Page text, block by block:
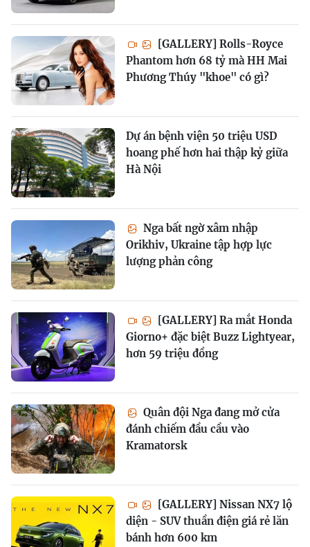
[GALLERY] Rolls-Royce
Phantom hơn 68 tỷ mà HH Mai
Phương Thúy "khoe" có gì?
Dự án bệnh viện 50 triệu USD
hoang phế hơn hai thập kỷ giữa
Hà Nội
Nga bất ngờ xâm nhập
Orikhiv, Ukraine tập hợp lực
lượng phản công
[GALLERY] Ra mắt Honda
Giorno+ đặc biệt Buzz Lightyear,
hơn 59 triệu đồng
Quân đội Nga đang mở cửa
đánh chiếm đầu cầu vào
Kramatorsk
[GALLERY] Nissan NX7 lộ
diện - SUV thuần điện giá rẻ lăn
bánh hơn 600 km